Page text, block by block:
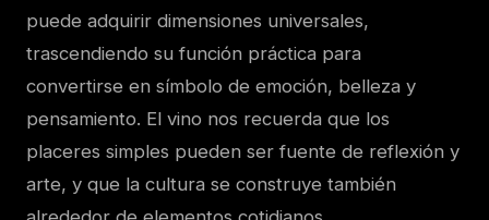
puede adquirir dimensiones universales,
trascendiendo su función práctica para
convertirse en símbolo de emoción, belleza y
pensamiento. El vino nos recuerda que los
placeres simples pueden ser fuente de reflexión y
arte, y que la cultura se construye también